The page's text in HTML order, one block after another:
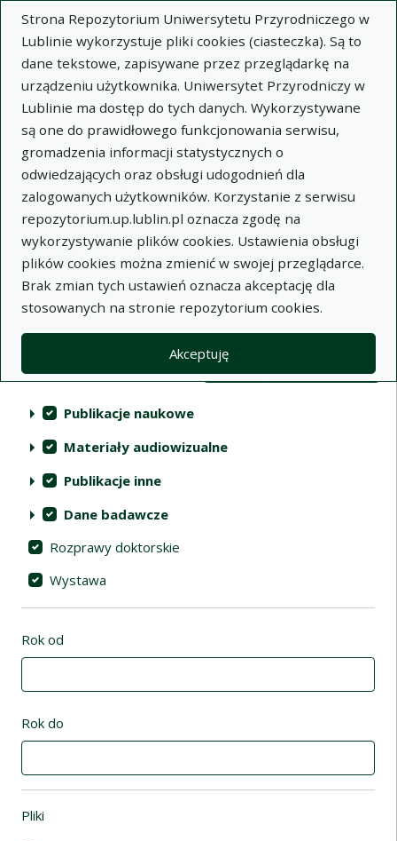
Strona Repozytorium Uniwersytetu Przyrodniczego w
Lublinie wykorzystuje pliki cookies (ciasteczka). Są to
dane tekstowe, zapisywane przez przeglądarkę na
urządzeniu użytkownika. Uniwersytet Przyrodniczy w
Lublinie ma dostęp do tych danych. Wykorzystywane
są one do prawidłowego funkcjonowania serwisu,
gromadzenia informacji statystycznych o
odwiedzających oraz obsługi udogodnień dla
zalogowanych użytkowników. Korzystanie z serwisu
repozytorium.up.lublin.pl oznacza zgodę na
wykorzystywanie plików cookies. Ustawienia obsługi
plików cookies można zmienić w swojej przeglądarce.
Brak zmian tych ustawień oznacza akceptację dla
stosowanych na stronie repozytorium cookies.
Akceptuję
Wyszukaj
Repozytorium Uniwersytetu
Przyrodniczego w Lublinie
Kolekcje
Lista wyników wyszukiwania
Filtry wyszukiwania (automatyczne
Akcje na kolekcjach
Kolekcje (automatyczne przeładowanie treści)
Publikacje naukowe
Materiały audiowizualne
Publikacje inne
Dane badawcze
Rozprawy doktorskie
Wystawa
Rok od
Rok do
Pliki